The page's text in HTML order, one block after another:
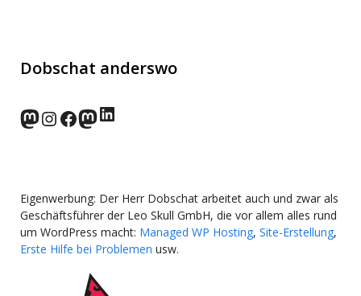
Dobschat anderswo
norden.social
Instagram
Facebook
wp-punks.social
LinkedIn
Eigenwerbung: Der Herr Dobschat arbeitet auch und zwar als
Geschäftsführer der Leo Skull GmbH, die vor allem alles rund
um WordPress macht: Managed WP Hosting, Site-Erstellung,
Erste Hilfe bei Problemen usw.